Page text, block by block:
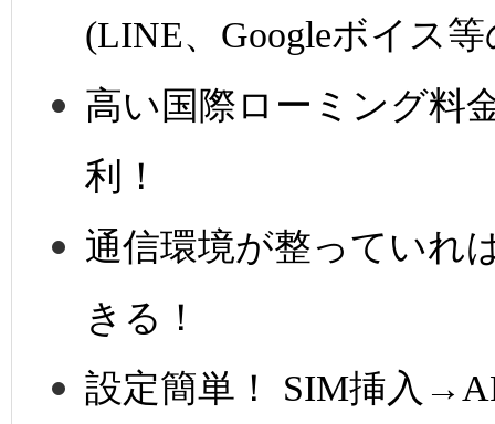
(LINE、Googleボイス
高い国際ローミング料
利！
通信環境が整っていれ
きる！
設定簡単！ SIM挿入